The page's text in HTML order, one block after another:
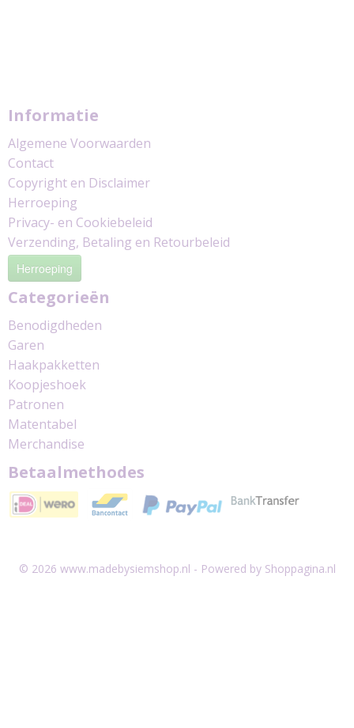
Informatie
Algemene Voorwaarden
Contact
Copyright en Disclaimer
Herroeping
Privacy- en Cookiebeleid
Verzending, Betaling en Retourbeleid
Herroeping
Categorieën
Benodigdheden
Garen
Haakpakketten
Koopjeshoek
Patronen
Matentabel
Merchandise
Betaalmethodes
© 2026 www.madebysiemshop.nl - Powered by Shoppagina.nl